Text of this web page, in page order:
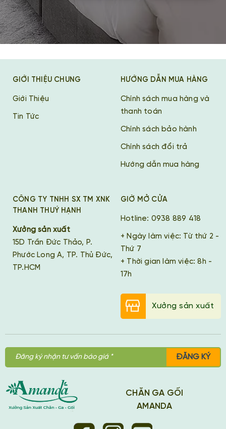
GIỚI THIỆU CHUNG
Giới Thiệu
Tin Tức
HƯỚNG DẪN MUA HÀNG
Chính sách mua hàng và
thanh toán
Chính sách bảo hành
Chính sách đổi trả
Hướng dẫn mua hàng
CÔNG TY TNHH SX TM XNK
THANH THUÝ HẠNH
Xưởng sản xuất
15D Trần Đức Thảo, P.
Phước Long A, TP. Thủ Đức,
TP.HCM
GIỜ MỞ CỬA
Hotline: 0938 889 418
+ Ngày làm việc: Từ thứ 2 -
Thứ 7
+ Thời gian làm việc: 8h -
17h
Xưởng sản xuất
ĐĂNG KÝ
CHĂN GA GỐI
AMANDA